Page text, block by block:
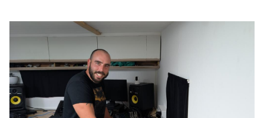
un referente turístico de primer nivel de la costa
gaditana.